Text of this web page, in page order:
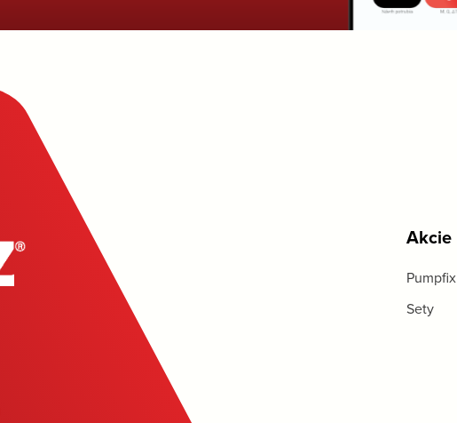
Akcie
Pumpfix
Sety